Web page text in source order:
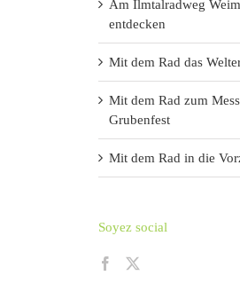
Am Ilmtalradweg
entdecken
Mit dem Rad das
Mit dem Rad zum
Grubenfest
Mit dem Rad in die
Soyez social